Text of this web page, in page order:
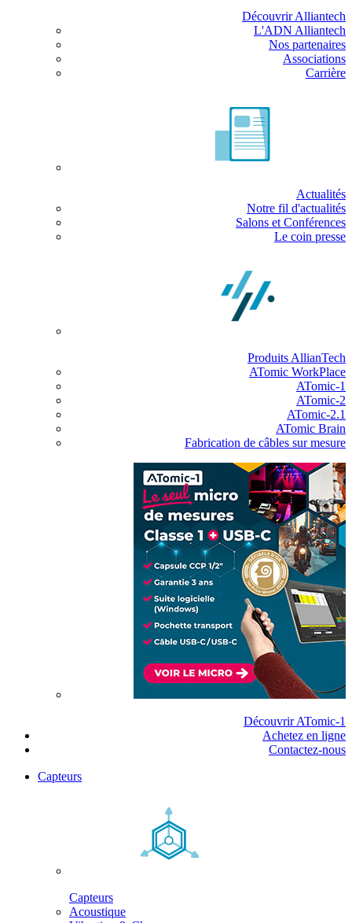
Découvrir Alliantech
L'ADN Alliantech
Nos partenaires
Associations
Carrière
Actualités
Notre fil d'actualités
Salons et Conférences
Le coin presse
Produits AllianTech
ATomic WorkPlace
ATomic-1
ATomic-2
ATomic-2.1
ATomic Brain
Fabrication de câbles sur mesure
Découvrir ATomic-1
Achetez en ligne
Contactez-nous
Capteurs
Capteurs
Acoustique